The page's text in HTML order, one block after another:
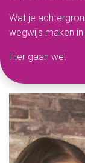
Wat je
wegwijs maken
Hier gaan we!